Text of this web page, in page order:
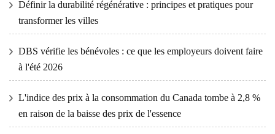
Définir la durabilité régénérative : principes et pratiques pour
transformer les villes
DBS vérifie les bénévoles : ce que les employeurs doivent faire
à l'été 2026
L'indice des prix à la consommation du Canada tombe à 2,8 %
en raison de la baisse des prix de l'essence